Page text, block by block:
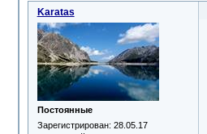
Karatas
Постоянные
Зарегистрирован: 28.05.17